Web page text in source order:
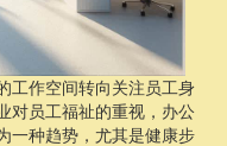
工作空间转向关注员工身
对员工福祉的重视，办公
一种趋势，尤其是健康步